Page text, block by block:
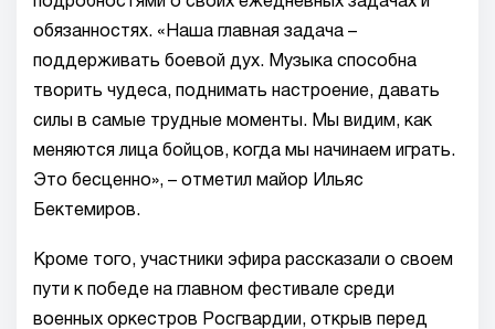
обязанностях. «Наша главная задача –
поддерживать боевой дух. Музыка способна
творить чудеса, поднимать настроение, давать
силы в самые трудные моменты. Мы видим, как
меняются лица бойцов, когда мы начинаем играть.
Это бесценно», – отметил майор Ильяс
Бектемиров.
Кроме того, участники эфира рассказали о своем
пути к победе на главном фестивале среди
военных оркестров Росгвардии, открыв перед